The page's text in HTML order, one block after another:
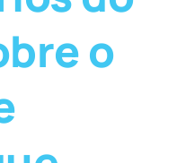
o